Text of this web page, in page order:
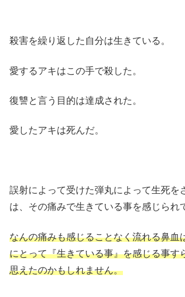
殺害を繰り返した自分は生きている。
愛するアキはこの手で殺した。
復讐と言う目的は達成された。
愛したアキは死んだ。
誤射によって受けた弾丸によって生死を
は、その痛みで生きている事を感じられ
なんの痛みも感じることなく流れる鼻血
にとって『生きている事』を感じる事す
思えたのかもしれません。